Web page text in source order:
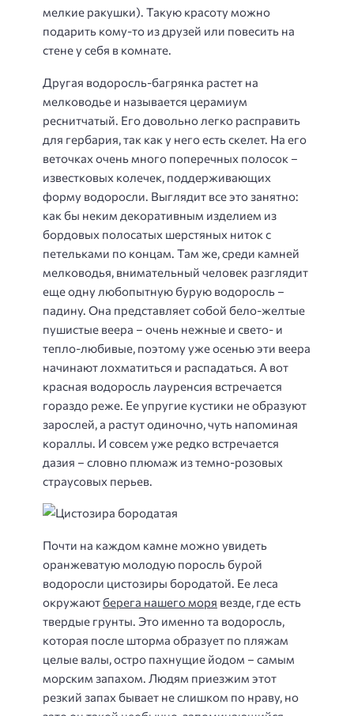
мелкие ракушки). Такую красоту можно
подарить кому-то из друзей или повесить на
стене у себя в комнате.
Другая водоросль-багрянка растет на
мелководье и называется церамиум
реснитчатый. Его довольно легко расправить
для гербария, так как у него есть скелет. На его
веточках очень много поперечных полосок –
известковых колечек, поддерживающих
форму водоросли. Выглядит все это занятно:
как бы неким декоративным изделием из
бордовых полосатых шерстяных ниток с
петельками по концам. Там же, среди камней
мелководья, внимательный человек разглядит
еще одну любопытную бурую водоросль –
падину. Она представляет собой бело-желтые
пушистые веера – очень нежные и свето- и
тепло-любивые, поэтому уже осенью эти веера
начинают лохматиться и распадаться. А вот
красная водоросль лауренсия встречается
гораздо реже. Ее упругие кустики не образуют
зарослей, а растут одиночно, чуть напоминая
кораллы. И совсем уже редко встречается
дазия – словно плюмаж из темно-розовых
страусовых перьев.
Почти на каждом камне можно увидеть
оранжеватую молодую поросль бурой
водоросли цистозиры бородатой. Ее леса
окружаютберега нашего моря везде, где есть
твердые грунты. Это именно та водоросль,
которая после шторма образует по пляжам
целые валы, остро пахнущие йодом – самым
морским запахом. Людям приезжим этот
резкий запах бывает не слишком по нраву, но